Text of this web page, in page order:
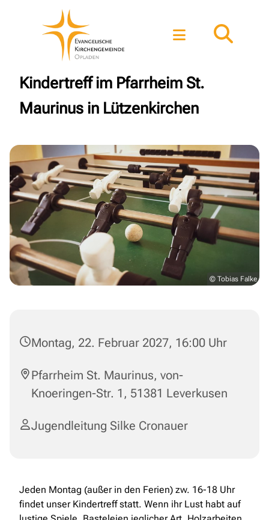
Kindertreff im Pfarrheim St.
Maurinus in Lützenkirchen
© Tobias Falke
Montag, 22. Februar 2027, 16:00 Uhr
Pfarrheim St. Maurinus, von-
Knoeringen-Str. 1, 51381 Leverkusen
Jugendleitung Silke Cronauer
Jeden Montag (außer in den Ferien) zw. 16-18 Uhr
findet unser Kindertreff statt. Wenn ihr Lust habt auf